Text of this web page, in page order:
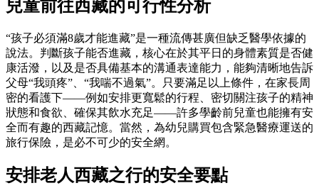
兒童前往西藏的可行性分析
“孩子必須滿8歲才能進藏”是一種流傳甚廣但缺乏醫學依據的
說法。判斷孩子能否進藏，核心在於其平日的身體素質是否健
康活潑，以及是否具備基本的溝通表達能力，能夠清晰地告訴
父母“我頭疼”、“我喘不過氣”。只要滿足以上條件，在家長周
密的看護下——例如安排更寬鬆的行程、密切關注孩子的精神
狀態和食欲、確保其飲水充足——許多學齡前兒童也能擁有安
全而有趣的西藏記憶。當然，為幼兒購買包含緊急醫療運送的
旅行保險，是必不可少的安全網。
安排老人西藏之行的安全要點